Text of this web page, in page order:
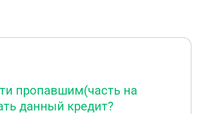
пропавшим(часть на
данный кредит?